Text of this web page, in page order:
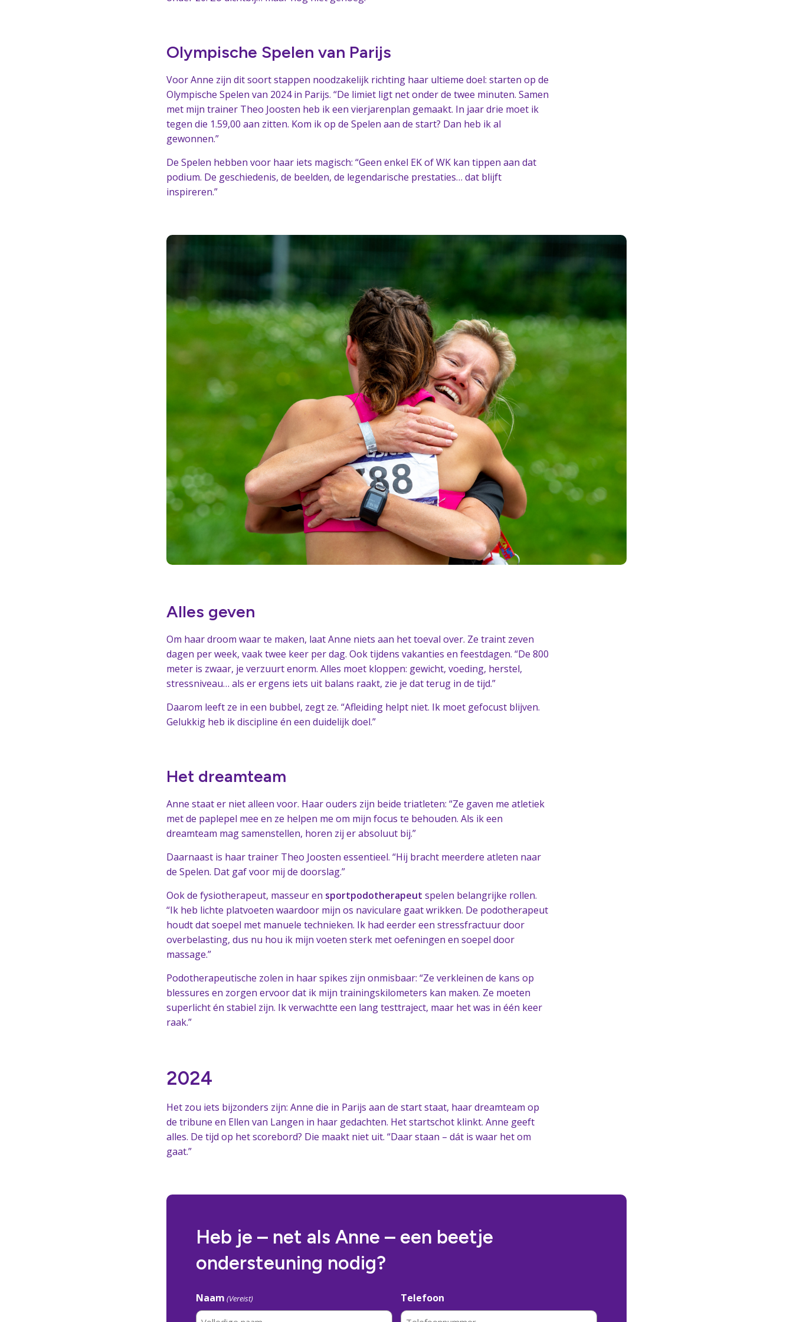
Olympische Spelen van Parijs
Voor Anne zijn dit soort stappen noodzakelijk richting haar ultieme doel: starten op de
Olympische Spelen van 2024 in Parijs. “De limiet ligt net onder de twee minuten. Samen
met mijn trainer Theo Joosten heb ik een vierjarenplan gemaakt. In jaar drie moet ik
tegen die 1.59,00 aan zitten. Kom ik op de Spelen aan de start? Dan heb ik al
gewonnen.”
De Spelen hebben voor haar iets magisch: “Geen enkel EK of WK kan tippen aan dat
podium. De geschiedenis, de beelden, de legendarische prestaties… dat blijft
inspireren.”
Alles geven
Om haar droom waar te maken, laat Anne niets aan het toeval over. Ze traint zeven
dagen per week, vaak twee keer per dag. Ook tijdens vakanties en feestdagen. “De 800
meter is zwaar, je verzuurt enorm. Alles moet kloppen: gewicht, voeding, herstel,
stressniveau… als er ergens iets uit balans raakt, zie je dat terug in de tijd.”
Daarom leeft ze in een bubbel, zegt ze. “Afleiding helpt niet. Ik moet gefocust blijven.
Gelukkig heb ik discipline én een duidelijk doel.”
Het dreamteam
Anne staat er niet alleen voor. Haar ouders zijn beide triatleten: “Ze gaven me atletiek
met de paplepel mee en ze helpen me om mijn focus te behouden. Als ik een
dreamteam mag samenstellen, horen zij er absoluut bij.”
Daarnaast is haar trainer Theo Joosten essentieel. “Hij bracht meerdere atleten naar
de Spelen. Dat gaf voor mij de doorslag.”
Ook de fysiotherapeut, masseur en sportpodotherapeut spelen belangrijke rollen.
“Ik heb lichte platvoeten waardoor mijn os naviculare gaat wrikken. De podotherapeut
houdt dat soepel met manuele technieken. Ik had eerder een stressfractuur door
overbelasting, dus nu hou ik mijn voeten sterk met oefeningen en soepel door
massage.”
Podotherapeutische zolen in haar spikes zijn onmisbaar: “Ze verkleinen de kans op
blessures en zorgen ervoor dat ik mijn trainingskilometers kan maken. Ze moeten
superlicht én stabiel zijn. Ik verwachtte een lang testtraject, maar het was in één keer
raak.”
2024
Het zou iets bijzonders zijn: Anne die in Parijs aan de start staat, haar dreamteam op
de tribune en Ellen van Langen in haar gedachten. Het startschot klinkt. Anne geeft
alles. De tijd op het scorebord? Die maakt niet uit. “Daar staan – dát is waar het om
gaat.”
Heb je – net als Anne – een beetje
ondersteuning nodig?
Naam (Vereist) Telefoon